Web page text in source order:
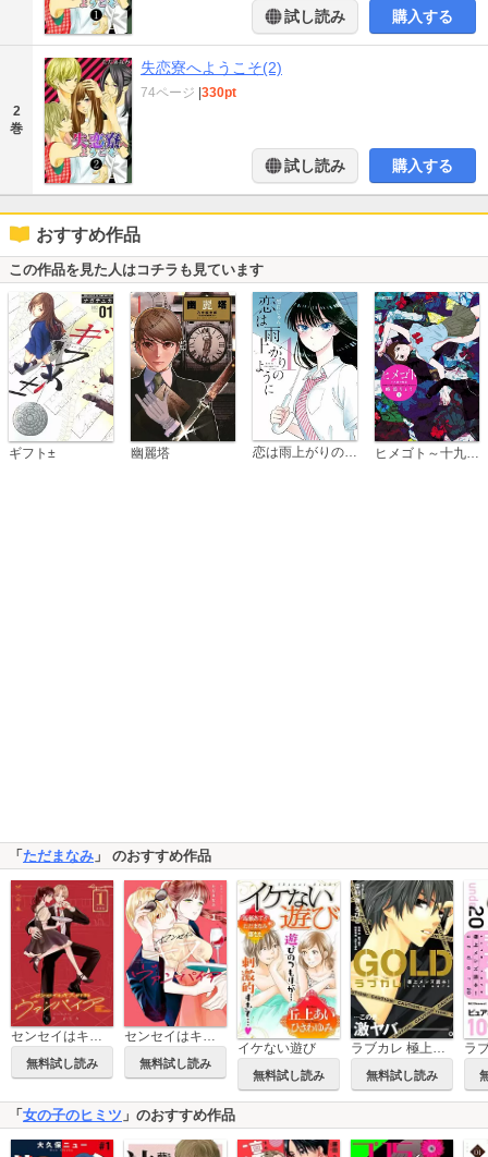
試し読み 購入する
2
巻
失恋寮へようこそ(2)
74ページ 330pt
試し読み 購入する
おすすめ作品
この作品を見た人はコチラも見ています
ギフト± 幽麗塔 恋は雨上がりのように
「 ただまなみ 」 のおすすめ作品
センセイはキスが下手なヴァンパイア 分冊版
無料試し読み
センセイはキスが下手なヴァンパイア
無料試し読み
イケない遊び
無料試し読み 無料試し読み
「 女の子のヒミツ 」のおすすめ作品